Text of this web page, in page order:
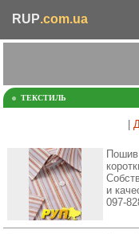
RUP.com.ua
ТЕКСТИЛЬ
и
097-